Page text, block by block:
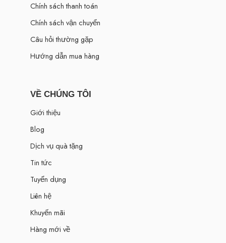
Chính sách thanh toán
Chính sách vận chuyển
Câu hỏi thường gặp
Hướng dẫn mua hàng
VỀ CHÚNG TÔI
Giới thiệu
Blog
Dịch vụ quà tặng
Tin tức
Tuyển dụng
Liên hệ
Khuyến mãi
Hàng mới về